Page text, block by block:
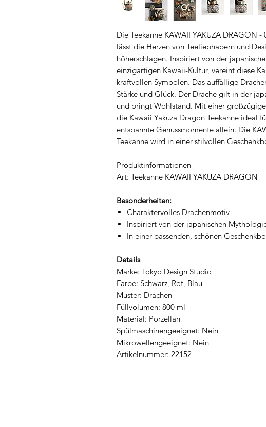
Die Teekanne KAWAII YAKUZA DRAGON
lässt die Herzen von Teeliebhabern und
höherschlagen. Inspiriert von der
einzigartigen Kawaii-Kultur, vereint diese
kraftvollen Symbolen. Das auffällige
Stärke und Glück. Der Drache gilt in der
und bringt Wohlstand. Mit einer
die Kawaii Yakuza Dragon Teekanne ideal
entspannte Genussmomente allein. Die
Teekanne wird in einer stilvollen
Produktinformationen
Art: Teekanne KAWAII YAKUZA DRAGON
Besonderheiten:
Charaktervolles Drachenmotiv
Inspiriert von der japanischen
In einer passenden, schönen
Details
Marke: Tokyo Design Studio
Farbe: Schwarz, Rot, Blau
Muster: Drachen
Füllvolumen: 800 ml
Material: Porzellan
Spülmaschinengeeignet: Nein
Mikrowellengeeignet: Nein
Artikelnummer: 22152